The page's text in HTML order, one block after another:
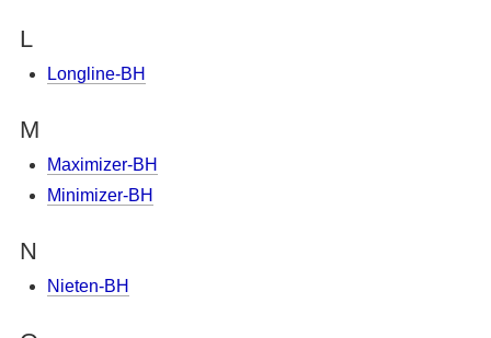
L
Longline-BH
M
Maximizer-BH
Minimizer-BH
N
Nieten-BH